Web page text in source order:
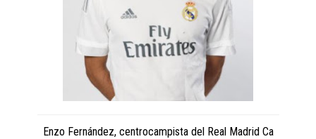
Enzo Fernández, centrocampista del Real Madrid Ca